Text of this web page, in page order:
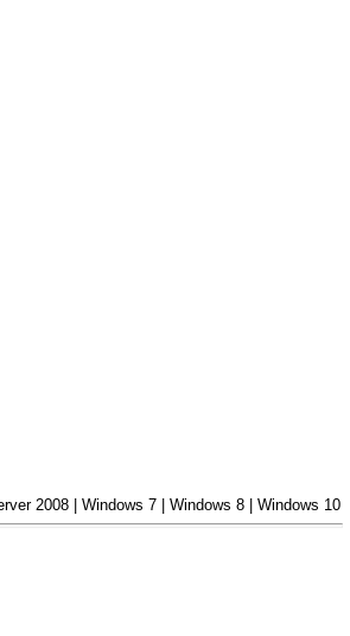
2008 | Windows 7 | Windows 8 | Windows 10